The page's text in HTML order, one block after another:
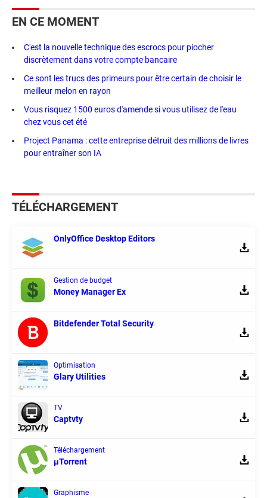
EN CE MOMENT
C'est la nouvelle technique des escrocs pour piocher
discrètement dans votre compte bancaire
Ce sont les trucs des primeurs pour être certain de choisir le
meilleur melon en rayon
Vous risquez 1500 euros d'amende si vous utilisez de l'eau
chez vous cet été
Project Panama : cette entreprise détruit des millions de livres
pour entraîner son IA
TÉLÉCHARGEMENT
OnlyOffice Desktop Editors
Gestion de budget
Money Manager Ex
Bitdefender Total Security
Optimisation
Glary Utilities
TV
Captvty
Téléchargement
μTorrent
Graphisme